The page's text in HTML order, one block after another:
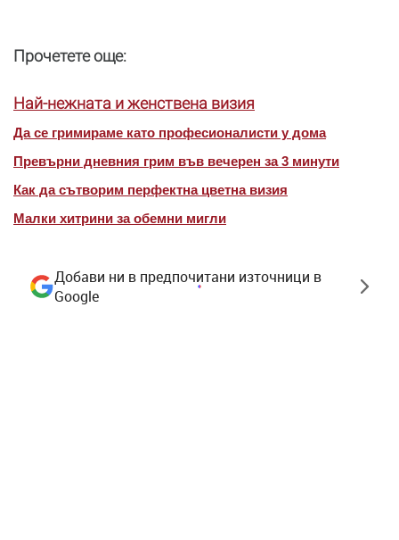
Прочетете още:
Най-нежната и женствена визия
Да се гримираме като професионалисти у дома
Превърни дневния грим във вечерен за 3 минути
Как да сътворим перфектна цветна визия
Малки хитрини за обемни мигли
Добави ни в предпочитани източници в
Google